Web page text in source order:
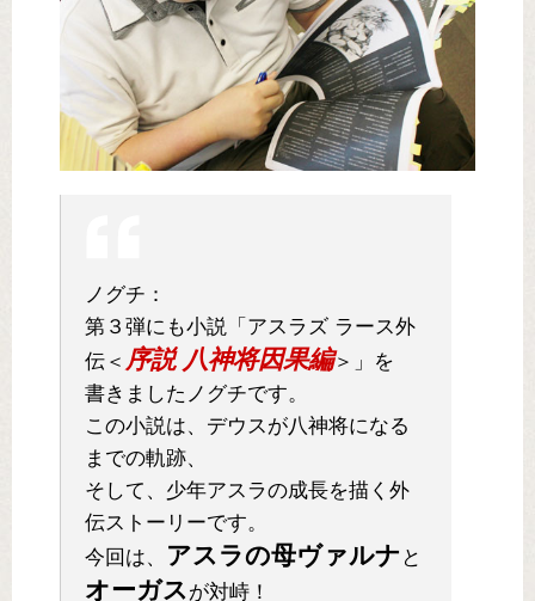
ノグチ：
第３弾にも小説「アスラズ ラース外
伝＜ 序説 八神将因果編＞」を
書きましたノグチです。
この小説は、デウスが八神将になる
までの軌跡、
そして、少年アスラの成長を描く外
伝ストーリーです。
今回は、
アスラの母ヴァルナ と
オーガスが対峙！